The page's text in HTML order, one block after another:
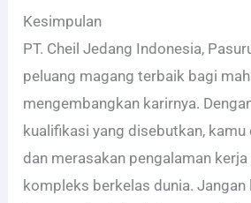
Kesimpulan
PT. Cheil Jedang Indonesia,
peluang magang terbaik bagi
mengembangkan karirnya.
kualifikasi yang disebutkan,
dan merasakan pengalaman
kompleks berkelas dunia. Jangan